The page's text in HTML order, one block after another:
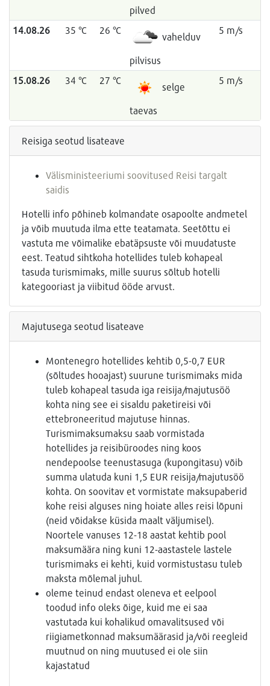
pilved
14.08.26 35 °C 26 °C
vahelduv
pilvisus
5 m/s
15.08.26 34 °C 27 °C
selge
taevas
5 m/s
Reisiga seotud lisateave
Välisministeeriumi soovitused Reisi targalt
saidis
Hotelli info põhineb kolmandate osapoolte andmetel
ja võib muutuda ilma ette teatamata. Seetõttu ei
vastuta me võimalike ebatäpsuste või muudatuste
eest. Teatud sihtkoha hotellides tuleb kohapeal
tasuda turismimaks, mille suurus sõltub hotelli
kategooriast ja viibitud ööde arvust.
Majutusega seotud lisateave
Montenegro hotellides kehtib 0,5-0,7 EUR
(sõltudes hooajast) suurune turismimaks mida
tuleb kohapeal tasuda iga reisija/majutusöö
kohta ning see ei sisaldu paketireisi või
ettebroneeritud majutuse hinnas.
Turismimaksumaksu saab vormistada
hotellides ja reisibüroodes ning koos
nendepoolse teenustasuga (kupongitasu) võib
summa ulatuda kuni 1,5 EUR reisija/majutusöö
kohta. On soovitav et vormistate maksupaberid
kohe reisi alguses ning hoiate alles reisi lõpuni
(neid võidakse küsida maalt väljumisel).
Noortele vanuses 12-18 aastat kehtib pool
maksumäära ning kuni 12-aastastele lastele
turismimaks ei kehti, kuid vormistustasu tuleb
maksta mõlemal juhul.
oleme teinud endast oleneva et eelpool
toodud info oleks õige, kuid me ei saa
vastutada kui kohalikud omavalitsused või
riigiametkonnad maksumäärasid ja/või reegleid
muutnud on ning muutused ei ole siin
kajastatud